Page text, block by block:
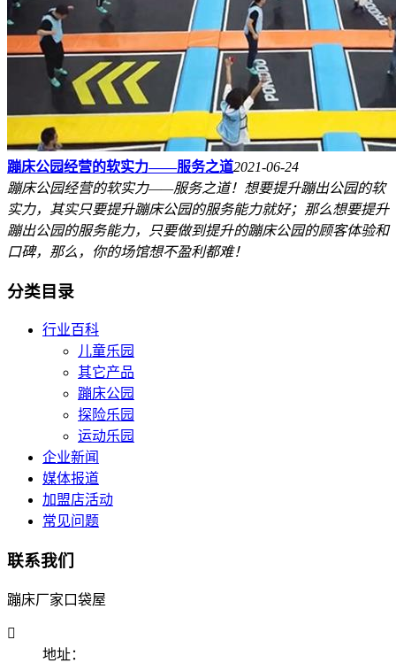
蹦床公园经营的软实力——服务之道2021-06-24
蹦床公园经营的软实力——服务之道！想要提升蹦出公园的软
实力，其实只要提升蹦床公园的服务能力就好；那么想要提升
蹦出公园的服务能力，只要做到提升的蹦床公园的顾客体验和
口碑，那么，你的场馆想不盈利都难！
分类目录
行业百科
儿童乐园
其它产品
蹦床公园
探险乐园
运动乐园
企业新闻
媒体报道
加盟店活动
常见问题
联系我们
蹦床厂家口袋屋

地址：